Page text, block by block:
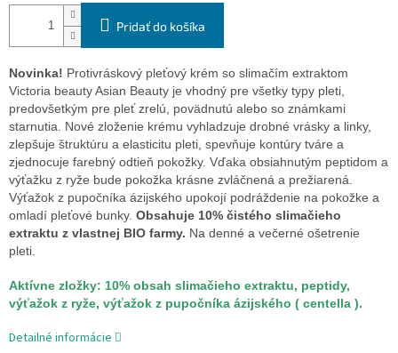
Pridať do košíka
Novinka! Protivráskový pleťový krém so slimačím extraktom
Victoria beauty Asian Beauty je vhodný pre všetky typy pleti,
predovšetkým pre pleť zrelú, povädnutú alebo so známkami
starnutia. Nové zloženie krému vyhladzuje drobné vrásky a linky,
zlepšuje štruktúru a elasticitu pleti, spevňuje kontúry tváre a
zjednocuje farebný odtieň pokožky. Vďaka obsiahnutým peptidom a
výťažku z ryže bude pokožka krásne zvláčnená a prežiarená.
Výťažok z pupočníka ázijského upokojí podráždenie na pokožke a
omladí pleťové bunky. Obsahuje 10% čistého slimačieho
extraktu z vlastnej BIO farmy. Na denné a večerné ošetrenie
pleti.
Aktívne zložky: 10% obsah slimačieho extraktu, peptidy,
výťažok z ryže, výťažok z pupočníka ázijského ( centella ).
Detailné informácie